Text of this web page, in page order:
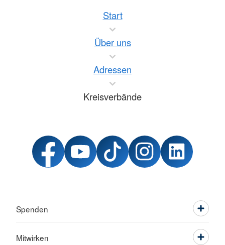
Start
Über uns
Adressen
Kreisverbände
Spenden
Mitwirken